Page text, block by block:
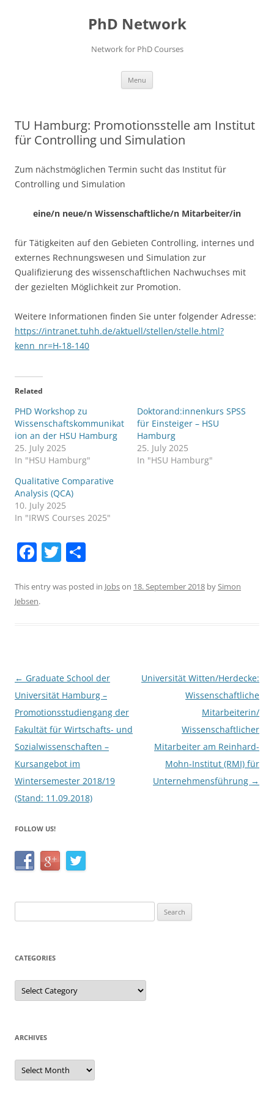
PhD Network
Network for PhD Courses
Menu
TU Hamburg: Promotionsstelle am Institut
für Controlling und Simulation
Zum nächstmöglichen Termin sucht das Institut für
Controlling und Simulation
eine/n neue/n Wissenschaftliche/n Mitarbeiter/in
für Tätigkeiten auf den Gebieten Controlling, internes und
externes Rechnungswesen und Simulation zur
Qualifizierung des wissenschaftlichen Nachwuchses mit
der gezielten Möglichkeit zur Promotion.
Weitere Informationen finden Sie unter folgender Adresse:
https://intranet.tuhh.de/aktuell/stellen/stelle.html?
kenn_nr=H-18-140
Related
PHD Workshop zu
Wissenschaftskommunikat
ion an der HSU Hamburg
25. July 2025
In "HSU Hamburg"
Doktorand:innenkurs SPSS
für Einsteiger – HSU
Hamburg
25. July 2025
In "HSU Hamburg"
Qualitative Comparative
Analysis (QCA)
10. July 2025
In "IRWS Courses 2025"
F
c
e
o
k
T
itt ar
This entry was posted in Jobson 18. September 2018 bySimon
Jebsen.
Post
navigation
← Graduate School der
Universität Hamburg –
Promotionsstudiengang der
Fakultät für Wirtschafts- und
Sozialwissenschaften –
Kursangebot im
Wintersemester 2018/19
(Stand: 11.09.2018)
Universität Witten/Herdecke:
Wissenschaftliche
Mitarbeiterin/
Wissenschaftlicher
Mitarbeiter am Reinhard-
Mohn-Institut (RMI) für
Unternehmensführung →
FOLLOW US!
for:
CATEGORIES
Categories
ARCHIVES
Archives